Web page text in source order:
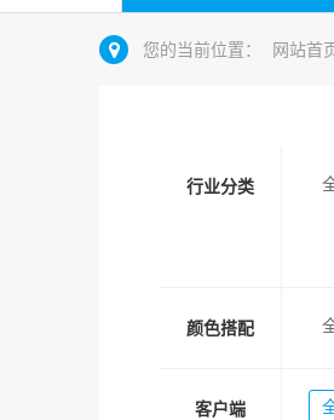
您的当前位置： 网站首
行业分类
颜色搭配
客户端